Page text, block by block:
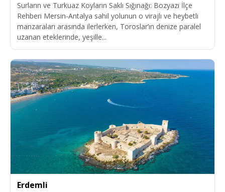
Surların ve Turkuaz Koyların Saklı Sığınağı: Bozyazı İlçe
Rehberi Mersin-Antalya sahil yolunun o virajlı ve heybetli
manzaraları arasında ilerlerken, Toroslar’ın denize paralel
uzanan eteklerinde, yeşille...
Erdemli